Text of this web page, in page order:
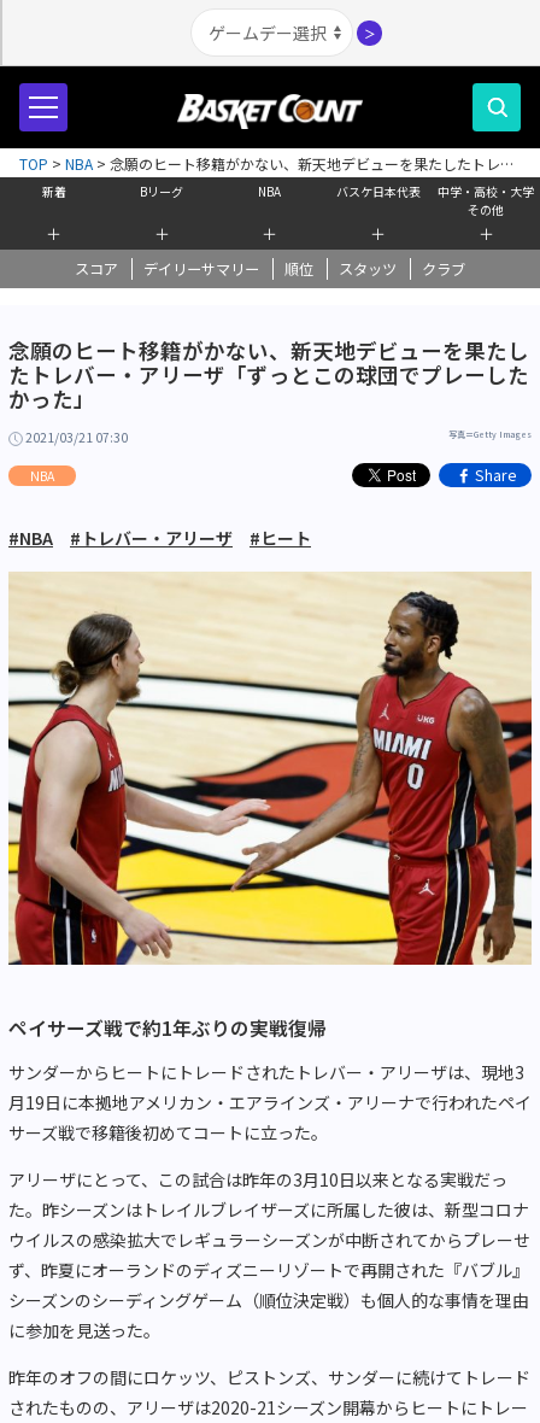
＞
新着
＋
Bリーグ
＋
NBA
＋
バスケ日本代表
＋
中学・高校・大学
その他
＋
スコア デイリーサマリー 順位 スタッツ クラブ
TOP > NBA > 念願のヒート移籍がかない、新天地デビューを果たしたトレバ
ー・アリーザ「ずっとこの球団でプレーしたかった」
念願のヒート移籍がかない、新天地デビューを果たし
たトレバー・アリーザ「ずっとこの球団でプレーした
かった」
2021/03/21 07:30 写真＝Getty Images
NBA Share
#NBA #トレバー・アリーザ #ヒート
ペイサーズ戦で約1年ぶりの実戦復帰
サンダーからヒートにトレードされたトレバー・アリーザは、現地3
月19日に本拠地アメリカン・エアラインズ・アリーナで行われたペイ
サーズ戦で移籍後初めてコートに立った。
アリーザにとって、この試合は昨年の3月10日以来となる実戦だっ
た。昨シーズンはトレイルブレイザーズに所属した彼は、新型コロナ
ウイルスの感染拡大でレギュラーシーズンが中断されてからプレーせ
ず、昨夏にオーランドのディズニーリゾートで再開された『バブル』
シーズンのシーディングゲーム（順位決定戦）も個人的な事情を理由
に参加を見送った。
昨年のオフの間にロケッツ、ピストンズ、サンダーに続けてトレード
されたものの、アリーザは2020-21シーズン開幕からヒートにトレー